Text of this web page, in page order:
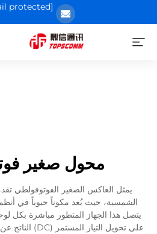
[email protected]
محول صغير
يمثل العاكس الصغير الفوتوفولطي
الشمسية، حيث يُعد مكوناً حيوياً في
يتصل هذا الجهاز المتطور مباشرة بكل